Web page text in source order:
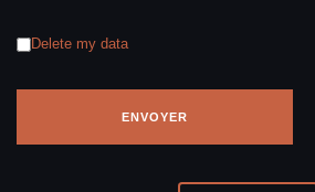
Delete my data